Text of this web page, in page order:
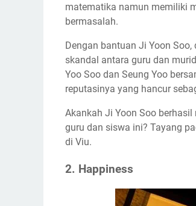
matematika namun memiliki
bermasalah.
Dengan bantuan Ji Yoon
skandal antara guru dan
Yoo Soo dan Seung Yoo
reputasinya yang hancur
Akankah Ji Yoon Soo
guru dan siswa ini? Tayang
di Viu.
2. Happiness